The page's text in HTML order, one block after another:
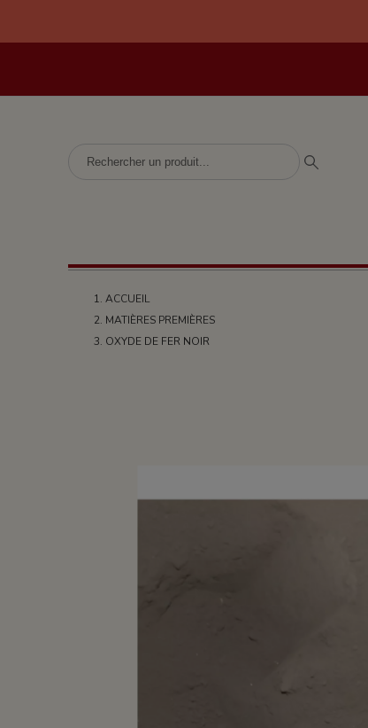
ACCUEIL
MATIÈRES PREMIÈRES
OXYDE DE FER NOIR